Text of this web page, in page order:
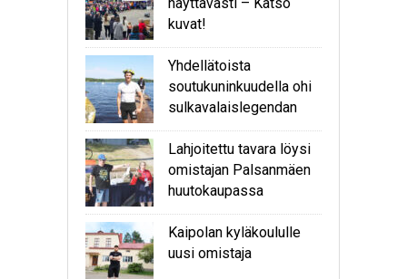
näyttävästi – Katso
kuvat!
Yhdellätoista
soutukuninkuudella ohi
sulkavalaislegendan
Lahjoitettu tavara löysi
omistajan Palsanmäen
huutokaupassa
Kaipolan kyläkoululle
uusi omistaja